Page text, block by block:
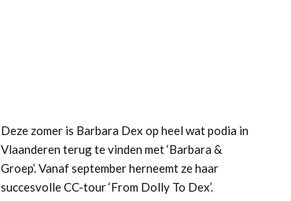
Deze zomer is Barbara Dex op heel wat podia in
Vlaanderen terug te vinden met ‘Barbara &
Groep’. Vanaf september herneemt ze haar
succesvolle CC-tour ‘From Dolly To Dex’.